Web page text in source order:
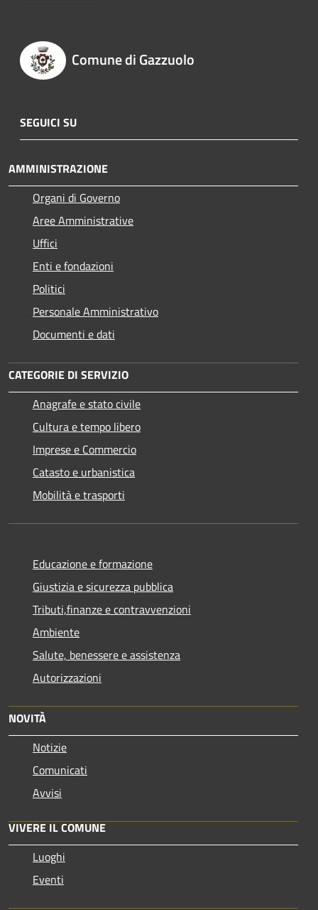
Comune di Gazzuolo
SEGUICI SU
AMMINISTRAZIONE
Organi di Governo
Aree Amministrative
Uffici
Enti e fondazioni
Politici
Personale Amministrativo
Documenti e dati
CATEGORIE DI SERVIZIO
Anagrafe e stato civile
Cultura e tempo libero
Imprese e Commercio
Catasto e urbanistica
Mobilità e trasporti
Educazione e formazione
Giustizia e sicurezza pubblica
Tributi,finanze e contravvenzioni
Ambiente
Salute, benessere e assistenza
Autorizzazioni
NOVITÀ
Notizie
Comunicati
Avvisi
VIVERE IL COMUNE
Luoghi
Eventi